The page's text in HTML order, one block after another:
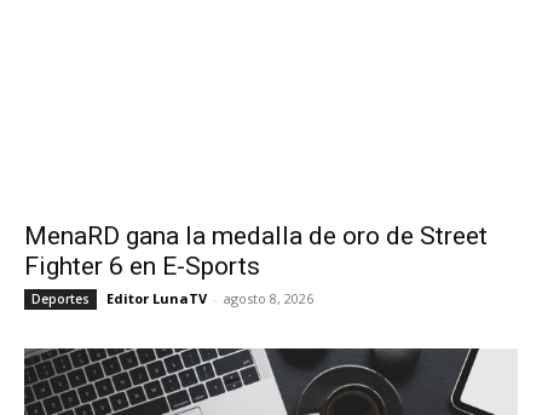
MenaRD gana la medalla de oro de Street
Fighter 6 en E-Sports
Deportes Editor LunaTV - agosto 8, 2026